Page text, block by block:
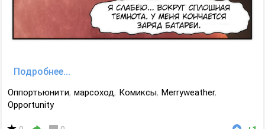
Подробнее...
Оппортьюнити, марсоход, Комиксы, Merryweather,
Opportunity